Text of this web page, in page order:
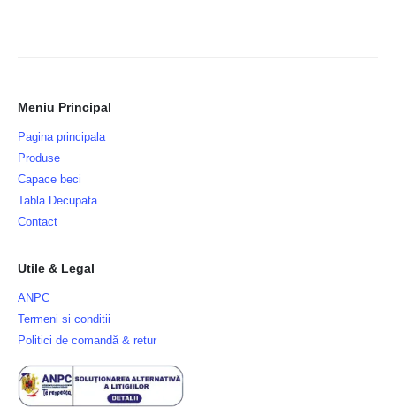
Meniu Principal
Pagina principala
Produse
Capace beci
Tabla Decupata
Contact
Utile & Legal
ANPC
Termeni si conditii
Politici de comandă & retur